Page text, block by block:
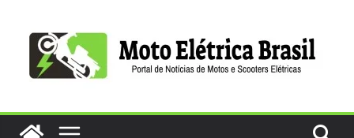
conteúdo